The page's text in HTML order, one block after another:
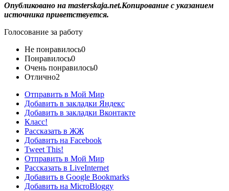
Опубликовано на masterskaja.net.Копирование с указанием
источника приветствуется.
Голосование за работу
Не понравилось0
Понравилось0
Очень понравилось0
Отлично2
Отправить в Мой Мир
Добавить в закладки Яндекс
Добавить в закладки Вконтакте
Класс!
Рассказать в ЖЖ
Добавить на Facebook
Tweet This!
Отправить в Мой Мир
Рассказать в LiveInternet
Добавить в Google Bookmarks
Добавить на MicroBloggy